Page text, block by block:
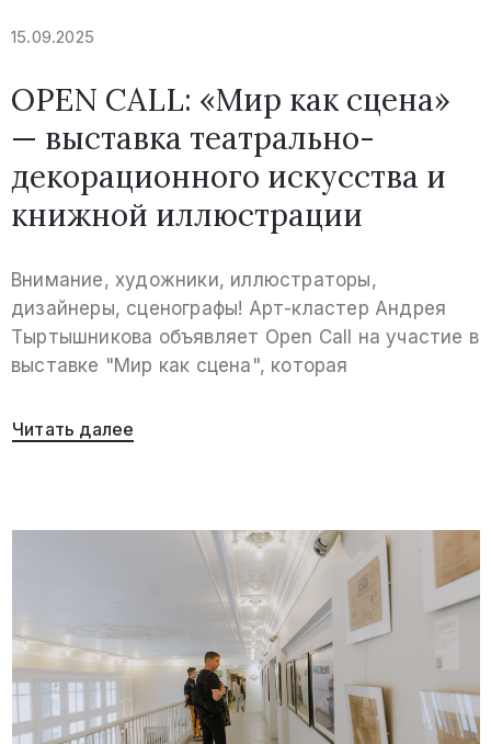
15.09.2025
OPEN CALL: «Мир как сцена»
— выставка театрально-
декорационного искусства и
книжной иллюстрации
Внимание, художники, иллюстраторы,
дизайнеры, сценографы! Арт-кластер Андрея
Тыртышникова объявляет Open Call на участие в
выставке "Мир как сцена", которая
Читать далее